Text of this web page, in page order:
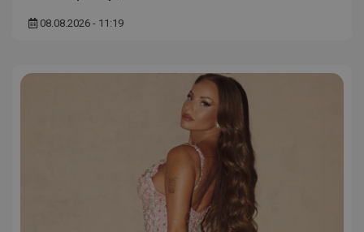
08.08.2026 - 11:19